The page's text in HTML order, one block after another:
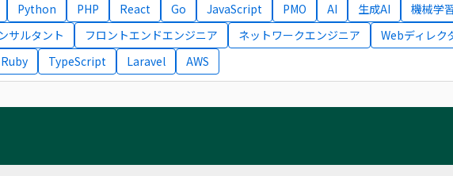
Python PHP React Go JavaScript PMO AI 生成AI
機械学
サルタント
フロントエンドエンジニア ネットワークエンジニア Webディレク
Ruby
TypeScript Laravel AWS